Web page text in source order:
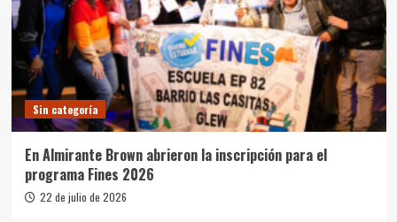
Sin categoría
En Almirante Brown abrieron la inscripción para el
programa Fines 2026
22 de julio de 2026